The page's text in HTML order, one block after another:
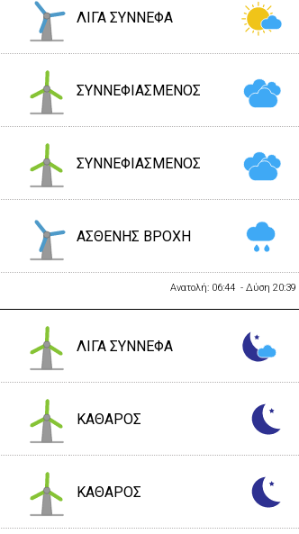
ΛΙΓΑ ΣΥΝΝΕΦΑ
ΣΥΝΝΕΦΙΑΣΜΕΝΟΣ
ΣΥΝΝΕΦΙΑΣΜΕΝΟΣ
ΑΣΘΕΝΗΣ ΒΡΟΧΗ
Ανατολή: 06:44 - Δύση 20:39
ΛΙΓΑ ΣΥΝΝΕΦΑ
ΚΑΘΑΡΟΣ
ΚΑΘΑΡΟΣ